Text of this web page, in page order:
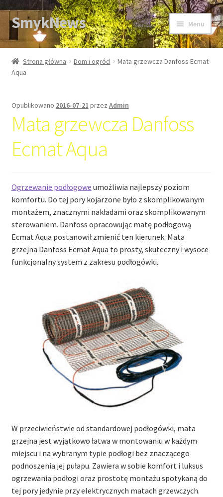
Przejdź
do
nawigacji
Przejdź
do
treści
SmykNews Menu
Strona główna
Strona główna Dom i ogród
Mata grzewcza Danfoss Ecmat
Aqua
Opublikowano 2016-07-21 przez Admin
Mata grzewcza Danfoss
Ecmat Aqua
Ogrzewanie podłogowe umożliwia najlepszy poziom
komfortu. Do tej pory kojarzone było z skomplikowanym
montażem, znacznymi nakładami oraz skomplikowanym
sterowaniem. Danfoss opracowując matę podłogową
Ecmat Aqua postanowił zmienić ten kierunek. Mata
grzejna Danfoss Ecmat Aqua to prosty, skuteczny i wysoce
funkcjonalny system z zakresu podłogówki.
W przeciwieństwie od standardowej podłogówki, mata
grzejna jest wyjątkowo łatwa w montowaniu w każdym
miejscu i na wybranym typie podłogi bez znaczącego
podnoszenia jej pułapu. Zawiera w sobie komfort i luksus
ogrzewania podłogi oraz prostotę montażu spotykaną do
tej pory jedynie przy elektrycznych matach grzewczych.